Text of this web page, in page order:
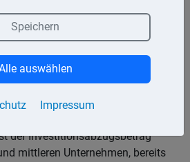
Anzahlungen, die sie für
vornehmen.
des Kohle- und Erzbergbaus.
unter anderem für besonders
(vgl. Lexikon Denkmal), für
sowie für kleine und mittlere
der gebräuchlichsten
der Investitionsabzugsbetrag
mittleren Unternehmen, bereits
Impressum
Speichern
auswählen